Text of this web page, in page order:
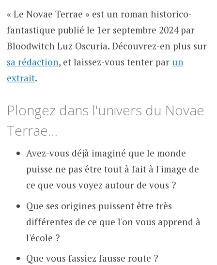
« Le Novae Terrae » est un roman historico-
fantastique publié le 1er septembre 2024 par
Bloodwitch Luz Oscuria. Découvrez-en plus sur
sa rédaction, et laissez-vous tenter par un
extrait.
Plongez dans l'univers du Novae
Terrae…
Avez-vous déjà imaginé que le monde
puisse ne pas être tout à fait à l'image de
ce que vous voyez autour de vous ?
Que ses origines puissent être très
différentes de ce que l'on vous apprend à
l'école ?
Que vous fassiez fausse route ?